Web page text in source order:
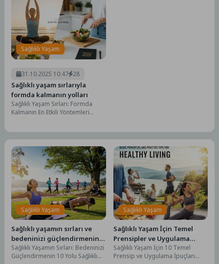
Sağlıklı Yaşam
31.10.2025 10:47 28
Sağlıklı yaşam sırlarıyla
formda kalmanın yolları
Sağlıklı Yaşam Sırları: Formda
Kalmanın En Etkili Yöntemleri
Sağlıklı Yaşam
Sağlıklı yaşamın sırları ve
bedeninizi güçlendirmenin
yolları
Sağlıklı Yaşamın Sırları: Bedeninizi
Güçlendirmenin 10 Yolu Sağlıklı
Sağlıklı Yaşam
Sağlıklı Yaşam İçin Temel
Prensipler ve Uygulama
Önerileri
Sağlıklı Yaşam İçin 10 Temel
Prensip ve Uygulama İpuçları